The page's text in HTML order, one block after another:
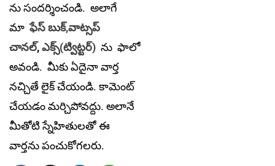
ను సందర్శించండి. అలాగే
మాఫేస్ బుక్,వాట్సప్
చానల్,ఎక్స్(ట్విట్టర్) ను ఫాలో
అవండి. మీకు ఏదైనా వార్త
నచ్చితే లైక్ చేయండి. కామెంట్
చేయడం మర్చిపోవద్దు. అలానే
మీతోటి స్నేహితులతో ఈ
వార్తను పంచుకోగలరు.